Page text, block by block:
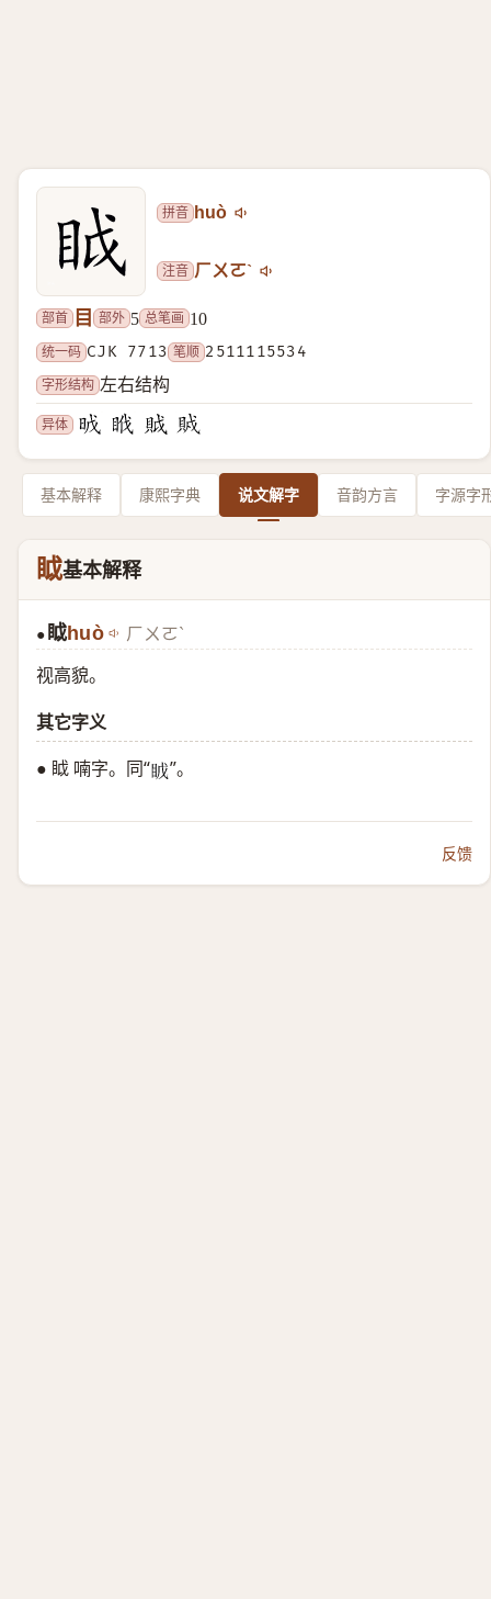
拼音 huò
注音 ㄏㄨㄛˋ
部首 目 部外 5 总笔画 10
统一码 CJK 7713 笔顺 2511115534
字形结构 左右结构
异体
基本解释 康熙字典 说文解字 音韵方言 字源字
眓基本解释
● 眓huò ㄏㄨㄛˋ
视高貌。
其它字义
● 眓 喃字。同“𪾤 ”。
反馈